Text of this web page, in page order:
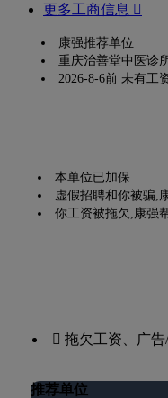
更多工商信息 
康强推荐单位
重庆治善堂中医诊
2026-8-6前 未有工
本单位已加保
虚假招聘和你被骗,
你工资被拖欠,康强
 拖欠工资、广
推荐单位